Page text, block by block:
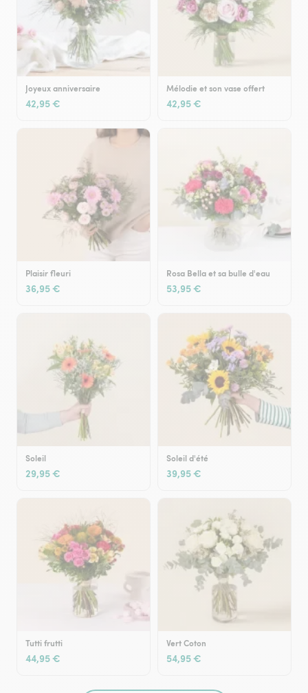
Joyeux anniversaire
42,95 €
Mélodie et son vase offert
42,95 €
Plaisir fleuri
36,95 €
Rosa Bella et sa bulle d'eau
53,95 €
Soleil
29,95 €
Soleil d'été
39,95 €
Tutti frutti
44,95 €
Vert Coton
54,95 €